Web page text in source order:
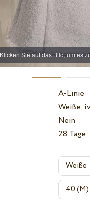
Klicken Sie auf das Bild, um es
A-Linie
Weiße,
Nein
28 Tage